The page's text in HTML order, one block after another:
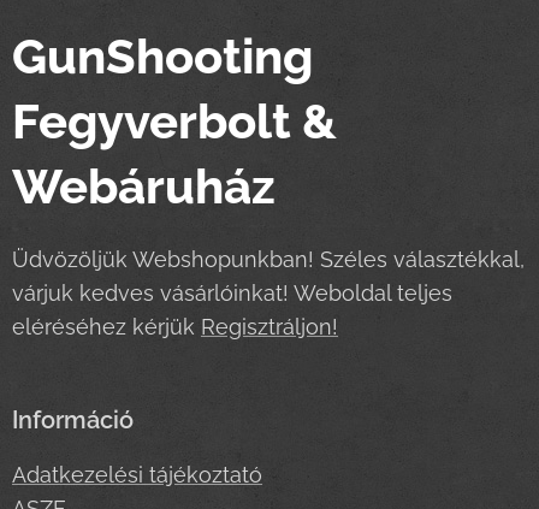
GunShooting
Fegyverbolt &
Webáruház
Üdvözöljük Webshopunkban! Széles választékkal,
várjuk kedves vásárlóinkat! Weboldal teljes
eléréséhez kérjük Regisztráljon!
Információ
Adatkezelési tájékoztató